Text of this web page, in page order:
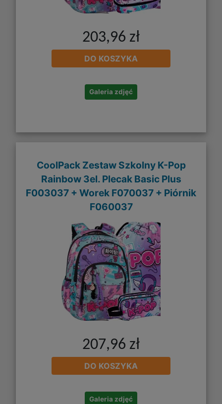
203,96 zł
DO KOSZYKA
Galeria zdjęć
CoolPack Zestaw Szkolny K-Pop
Rainbow 3el. Plecak Basic Plus
F003037 + Worek F070037 + Piórnik
F060037
207,96 zł
DO KOSZYKA
Galeria zdjęć